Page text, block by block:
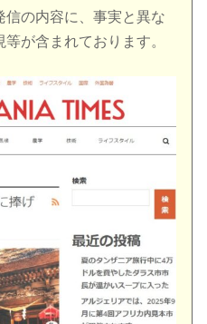
信の内容に、事実と異な
が含まれております。